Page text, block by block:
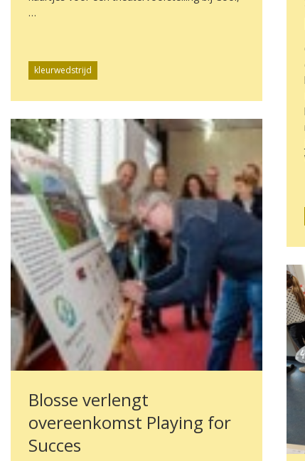
…
kleurwedstrijd
Blosse verlengt
overeenkomst Playing for
Succes